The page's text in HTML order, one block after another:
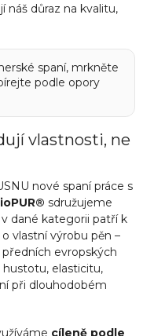
náš důraz na kvalitu,
spaní, mrkněte
podle opory
vlastnosti, ne
nové spaní práce s
sdružujeme
dané kategorii patří k
vlastní výrobu pěn –
evropských
hustotu, elasticitu,
při dlouhodobém